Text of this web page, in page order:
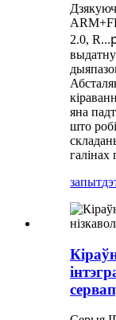
2.0, R...
яна
што
галінах
запыт